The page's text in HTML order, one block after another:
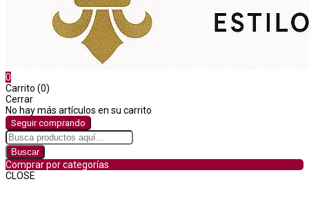
0
Carrito (0)
Cerrar
No hay más artículos en su carrito
Seguir comprando
Buscar
Comprar por categorías
CLOSE